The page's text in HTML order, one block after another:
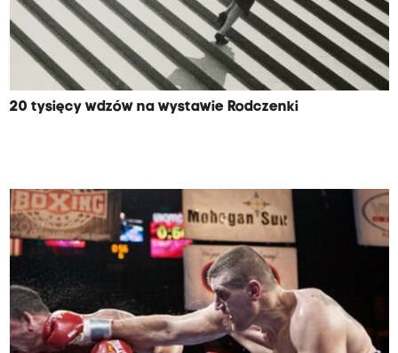
20 tysięcy wdzów na wystawie Rodczenki